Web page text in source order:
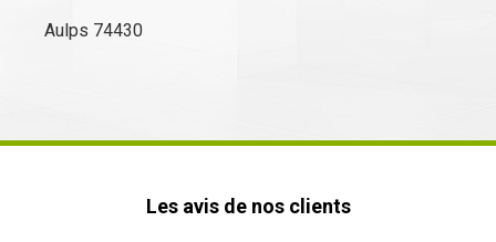
Aulps 74430
Les avis de nos clients